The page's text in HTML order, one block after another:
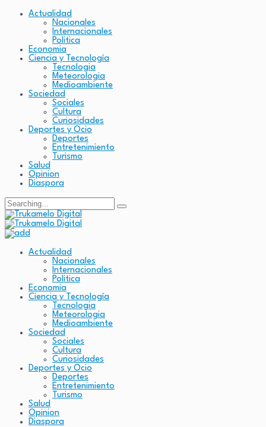
Actualidad
Nacionales
Internacionales
Politica
Economia
Ciencia y Tecnología
Tecnologia
Meteorologia
Medioambiente
Sociedad
Sociales
Cultura
Curiosidades
Deportes y Ocio
Deportes
Entretenimiento
Turismo
Salud
Opinion
Diaspora
Search
for:
Actualidad
Nacionales
Internacionales
Politica
Economia
Ciencia y Tecnología
Tecnologia
Meteorologia
Medioambiente
Sociedad
Sociales
Cultura
Curiosidades
Deportes y Ocio
Deportes
Entretenimiento
Turismo
Salud
Opinion
Diaspora